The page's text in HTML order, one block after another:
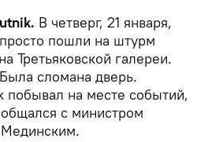
В четверг, 21 января,
пошли на штурм
Третьяковской галереи.
сломана дверь.
побывал на месте событий,
с министром